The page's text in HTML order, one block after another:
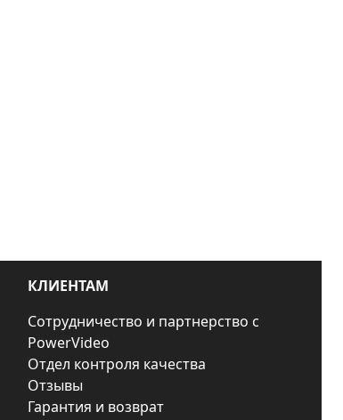
КЛИЕНТАМ
Сотрудничество и партнерство с
PowerVideo
Отдел контроля качества
Отзывы
Гарантия и возврат